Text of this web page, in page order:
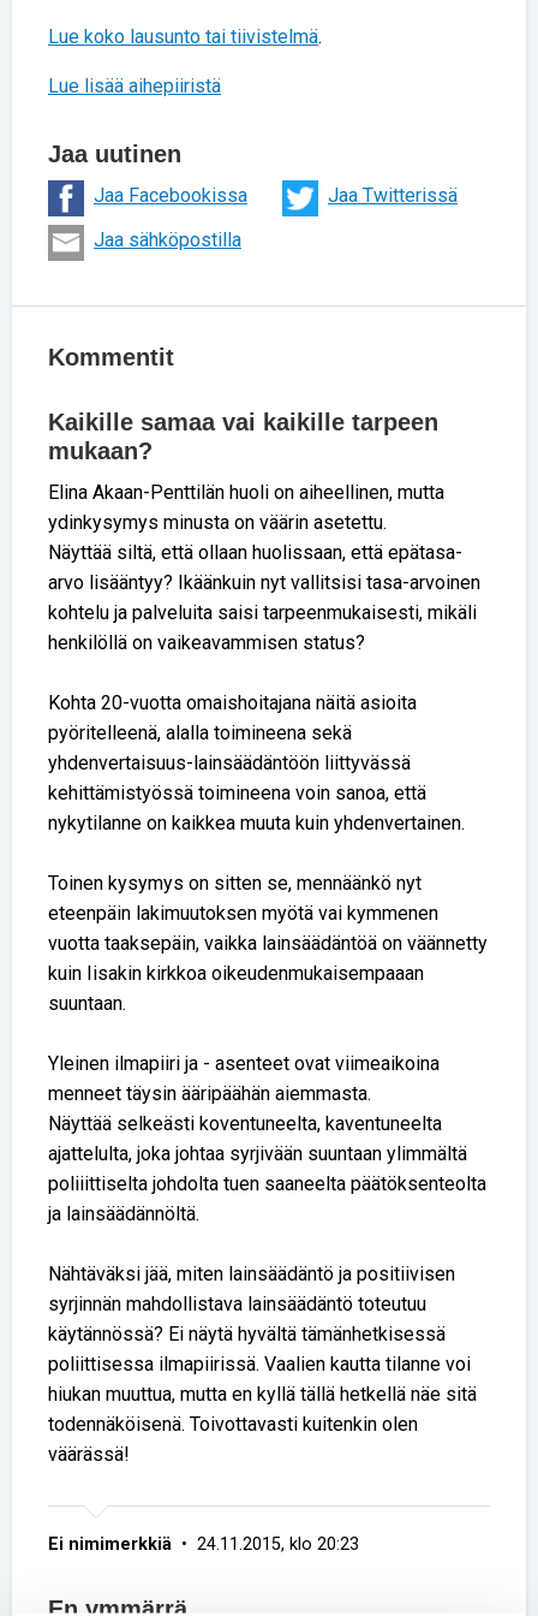
Lue koko lausunto tai tiivistelmä.
Lue lisää aihepiiristä
Jaa uutinen
Jaa Facebookissa
Jaa Twitterissä
Jaa sähköpostilla
Kommentit
Kaikille samaa vai kaikille tarpeen
mukaan?
Elina Akaan-Penttilän huoli on aiheellinen, mutta
ydinkysymys minusta on väärin asetettu.
Näyttää siltä, että ollaan huolissaan, että epätasa-
arvo lisääntyy? Ikäänkuin nyt vallitsisi tasa-arvoinen
kohtelu ja palveluita saisi tarpeenmukaisesti, mikäli
henkilöllä on vaikeavammisen status?
Kohta 20-vuotta omaishoitajana näitä asioita
pyöritelleenä, alalla toimineena sekä
yhdenvertaisuus-lainsäädäntöön liittyvässä
kehittämistyössä toimineena voin sanoa, että
nykytilanne on kaikkea muuta kuin yhdenvertainen.
Toinen kysymys on sitten se, mennäänkö nyt
eteenpäin lakimuutoksen myötä vai kymmenen
vuotta taaksepäin, vaikka lainsäädäntöä on väännetty
kuin Iisakin kirkkoa oikeudenmukaisempaaan
suuntaan.
Yleinen ilmapiiri ja - asenteet ovat viimeaikoina
menneet täysin ääripäähän aiemmasta.
Näyttää selkeästi koventuneelta, kaventuneelta
ajattelulta, joka johtaa syrjivään suuntaan ylimmältä
poliiittiselta johdolta tuen saaneelta päätöksenteolta
ja lainsäädännöltä.
Nähtäväksi jää, miten lainsäädäntö ja positiivisen
syrjinnän mahdollistava lainsäädäntö toteutuu
käytännössä? Ei näytä hyvältä tämänhetkisessä
poliittisessa ilmapiirissä. Vaalien kautta tilanne voi
hiukan muuttua, mutta en kyllä tällä hetkellä näe sitä
todennäköisenä. Toivottavasti kuitenkin olen
väärässä!
Ei nimimerkkiä • 24.11.2015, klo 20:23
En ymmärrä